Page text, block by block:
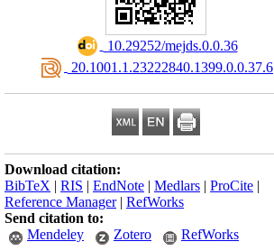
‎ 10.29252/mejds.0.0.36
‎ 20.1001.1.23222840.1399.0.0.37.6
Download citation:
BibTeX | RIS | EndNote | Medlars | ProCite |
Reference Manager| RefWorks
Send citation to:
Mendeley
Zotero RefWorks